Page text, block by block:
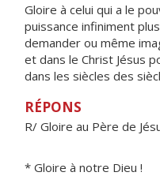
Gloire à celui qui a le
puissance infiniment
demander ou même
et dans le Christ Jésus
dans les siècles des
RÉPONS
R/ Gloire au Père de
* Gloire à notre Dieu !